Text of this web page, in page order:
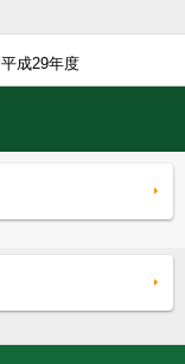
平成29年度